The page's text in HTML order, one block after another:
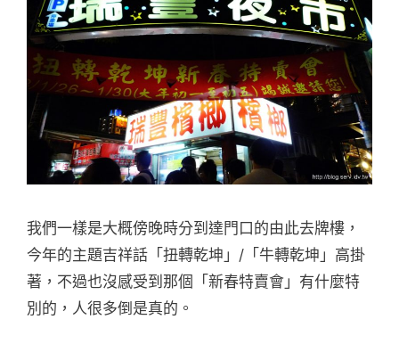
我們一樣是大概傍晚時分到達門口的由此去牌樓，
今年的主題吉祥話「扭轉乾坤」/「牛轉乾坤」高掛
著，不過也沒感受到那個「新春特賣會」有什麼特
別的，人很多倒是真的。